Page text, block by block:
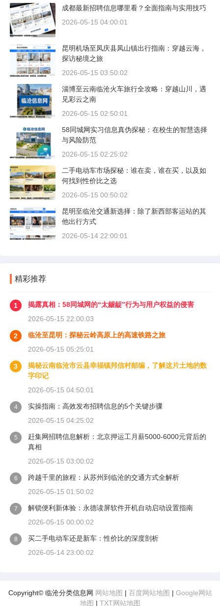
成都最新招聘信息哪里看？全面指南与实用技巧
2026-05-15 04:00:01
昆明机场至凤庆县凤山镇出行指南：穿越云海，
探访秘境之旅
2026-05-15 03:50:02
淄博至云南临沧火车旅行全攻略：穿越山川，遇
见彩云之南
2026-05-15 02:50:01
58同城网实习信息真伪探秘：在校生的智慧选择
与风险防范
2026-05-15 02:25:02
二手电动车市场探秘：谁在卖，谁在买，以及如
何找到性价比之选
2026-05-15 00:50:02
昆明至临沧交通新选择：除了新西部客运站的其
他出行方式
2026-05-14 22:00:01
精彩推荐
1
揭露真相：58同城网的“太龌龊”行为与用户权益的侵害
2026-05-15 22:00:03
2
临沧至昆明：探秘云岭高原上的高速铁路之旅
2026-05-15 05:25:01
3
揭秘云南临沧市云县幸福镇邦信村邮编，了解这片土地的数
字印记
2026-05-15 04:50:01
4
实操指南：高效发布招聘信息的5个关键步骤
2026-05-15 04:25:02
5
赶集网招聘信息解析：北京押运工月薪5000-6000元背后的
真相
2026-05-15 03:00:02
6
跨越千里的旅程：从苏州到临沧的交通方式全解析
2026-05-15 01:50:02
7
解锁便利新体验：永德读屏软件开机自动启动设置指南
2026-05-15 00:00:02
8
买二手电动车还是新车：性价比的深度剖析
2026-05-14 23:00:02
Copyright© 临沧分类信息网 网站地图 | 百度网站地图 | Google网站
地图 | TXT网站地图